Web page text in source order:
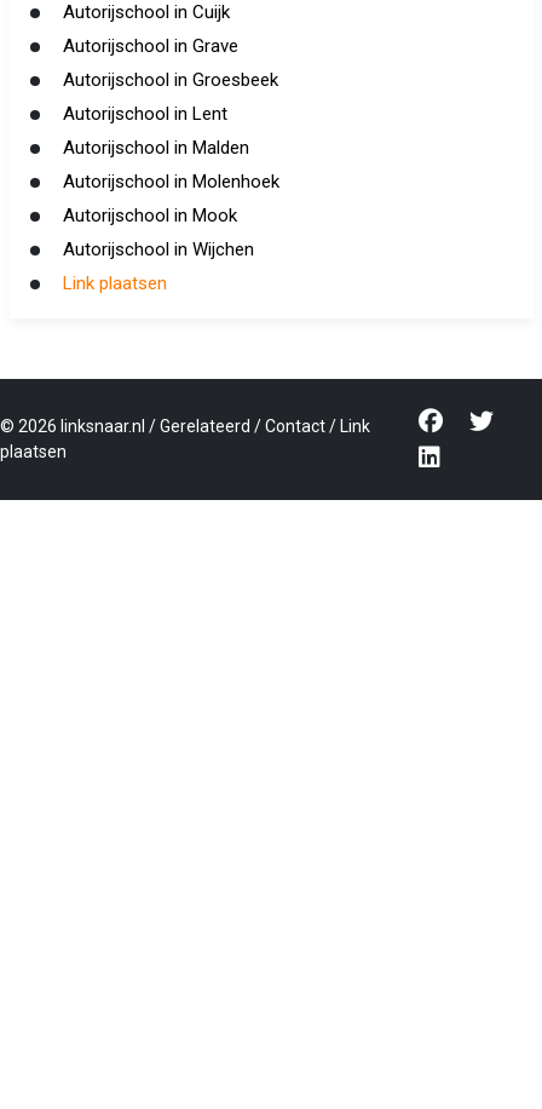
Autorijschool in Cuijk
Autorijschool in Grave
Autorijschool in Groesbeek
Autorijschool in Lent
Autorijschool in Malden
Autorijschool in Molenhoek
Autorijschool in Mook
Autorijschool in Wijchen
Link plaatsen
© 2026 linksnaar.nl /Gerelateerd /Contact/ Link
plaatsen